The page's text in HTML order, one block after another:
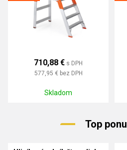
710,88 € s DPH
577,95 € bez DPH
Skladom
Top